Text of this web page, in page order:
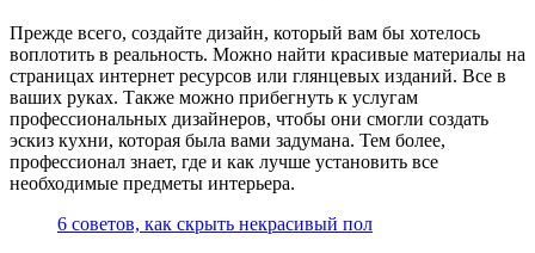
Прежде всего, создайте дизайн, который вам бы хотелось
воплотить в реальность. Можно найти красивые материалы на
страницах интернет ресурсов или глянцевых изданий. Все в
ваших руках. Также можно прибегнуть к услугам
профессиональных дизайнеров, чтобы они смогли создать
эскиз кухни, которая была вами задумана. Тем более,
профессионал знает, где и как лучше установить все
необходимые предметы интерьера.
6 советов, как скрыть некрасивый пол